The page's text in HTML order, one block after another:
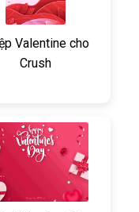
Valentine cho
Crush